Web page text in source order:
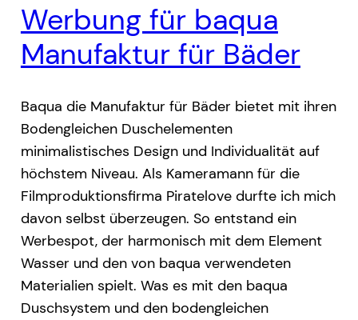
Werbung für baqua
Manufaktur für Bäder
Baqua die Manufaktur für Bäder bietet mit ihren
Bodengleichen Duschelementen
minimalistisches Design und Individualität auf
höchstem Niveau. Als Kameramann für die
Filmproduktionsfirma Piratelove durfte ich mich
davon selbst überzeugen. So entstand ein
Werbespot, der harmonisch mit dem Element
Wasser und den von baqua verwendeten
Materialien spielt. Was es mit den baqua
Duschsystem und den bodengleichen